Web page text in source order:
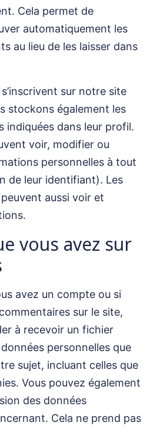
Cela permet de
automatiquement les
au lieu de les laisser dans
sur notre site
stockons également les
indiquées dans leur profil.
voir, modifier ou
personnelles à tout
de leur identifiant). Les
aussi voir et
vous avez sur
avez un compte ou si
sur le site,
à recevoir un fichier
personnelles que
sujet, incluant celles que
Vous pouvez également
des données
Cela ne prend pas